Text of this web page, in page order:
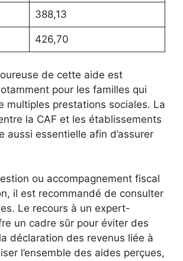
388,13
426,70
de cette aide est
pour les familles qui
multiples prestations sociales. La
la CAF et les établissements
aussi essentielle afin d’assurer
ou accompagnement fiscal
il est recommandé de consulter
Le recours à un expert-
un cadre sûr pour éviter des
déclaration des revenus liée à
l’ensemble des aides perçues,